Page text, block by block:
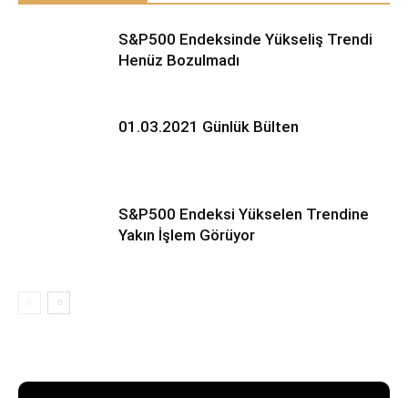
S&P500 Endeksinde Yükseliş Trendi
Henüz Bozulmadı
01.03.2021 Günlük Bülten
S&P500 Endeksi Yükselen Trendine
Yakın İşlem Görüyor